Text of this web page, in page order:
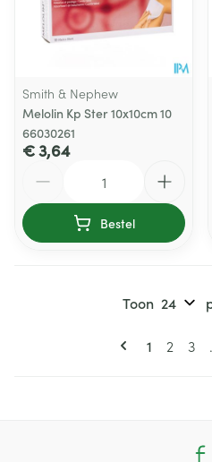
Smith & Nephew
Melolin Kp Ster 10x10cm 10
66030261
€ 3,64
Bestel
U lees
1 Pagina
2 3
Toon